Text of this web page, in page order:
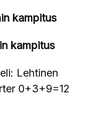
kampitus
kampitus
Lehtinen
0+3+9=12